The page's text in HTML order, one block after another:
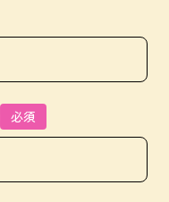
必須